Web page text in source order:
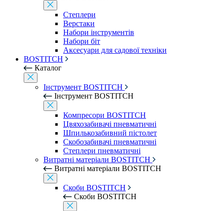
Степлери
Верстаки
Набори інструментів
Набори біт
Аксесуари для садової техніки
BOSTITCH
Каталог
Інструмент BOSTITCH
Інструмент BOSTITCH
Компресори BOSTITCH
Цвяхозабивачі пневматичні
Шпилькозабивний пістолет
Скобозабивачі пневматичні
Степлери пневматичні
Витратні матеріали BOSTITCH
Витратні матеріали BOSTITCH
Скоби BOSTITCH
Скоби BOSTITCH